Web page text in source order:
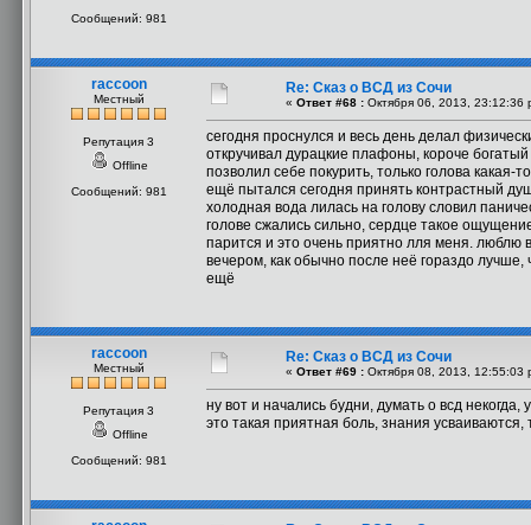
Сообщений: 981
raccoon
Местный
Репутация 3
Offline
Сообщений: 981
Re: Сказ о ВСД из Сочи
« Ответ #68 : Октября 06, 2013, 23:12:36
сегодня проснулся и весь день делал
откручивал дурацкие плафоны, короче
позволил себе покурить, только голова какая-
ещё пытался сегодня принять контрастный
холодная вода лилась на голову словил
голове сжались сильно, сердце такое
парится и это очень приятно лля меня. люблю
вечером, как обычно после неё гораздо
ещё
raccoon
Местный
Репутация 3
Offline
Сообщений: 981
Re: Сказ о ВСД из Сочи
« Ответ #69 : Октября 08, 2013, 12:55:03
ну вот и начались будни, думать о всд
это такая приятная боль, знания